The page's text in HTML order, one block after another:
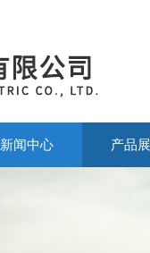
新闻中心 产品